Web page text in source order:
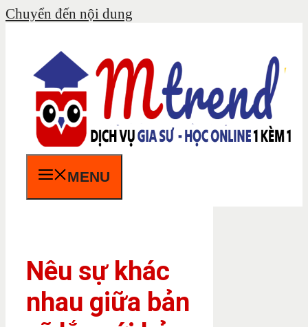
Chuyển đến nội dung
MENU
Nêu sự khác
nhau giữa bản